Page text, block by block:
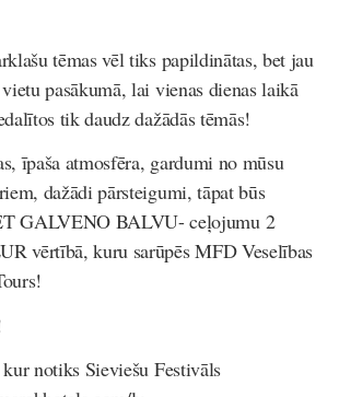
tēmas vēl tiks papildinātas, bet jau
pasākumā, lai vienas dienas laikā
tik daudz dažādās tēmās!
īpaša atmosfēra, gardumi no mūsu
dažādi pārsteigumi, tāpat būs
GALVENO BALVU- ceļojumu 2
vērtībā, kuru sarūpēs MFD Veselības
notiks Sieviešu Festivāls